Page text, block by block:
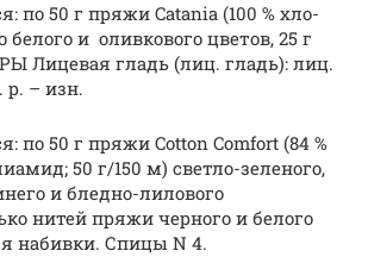
по 50 г пряжи Catania (100 % хло­
белого и оливко­вого цветов, 25 г
Лицевая гладь (лиц. гладь): лиц.
р. – изн.
по 50 г пряжи Cotton Comfort (84 %
50 г/150 м) светло-зеленого,
и бледно-лилового
нитей пряжи черного и белого
набивки. Спицы N 4.